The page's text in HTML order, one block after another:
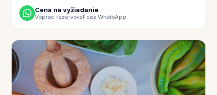
Cena na vyžiadanie
Vopred rezervovať cez WhatsApp